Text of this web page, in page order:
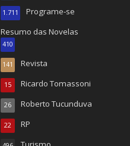
Programe-se
1.711
Resumo das Novelas
410
Revista
141
Ricardo Tomassoni
15
Roberto Tucunduva
26
RP
22